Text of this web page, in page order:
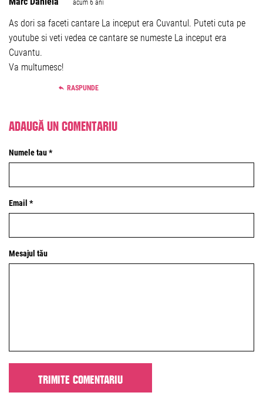
acum 6 ani
As dori sa faceti cantare La inceput era Cuvantul. Puteti cuta pe
youtube si veti vedea ce cantare se numeste La inceput era
Cuvantu.
Va multumesc!
RASPUNDE
Adaugă un comentariu
Numele tau *
Email *
Mesajul tău